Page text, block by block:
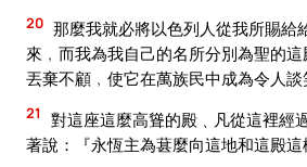
20 那麼我就必將以色列人從我所賜給
來﹐而我為我自己的名所分別為聖的
丟棄不顧﹐使它在萬族民中成為令人談
21
對這座這麼高聳的殿﹑凡從這裡經
著說：『永恆主為葚麼向這地和這殿這